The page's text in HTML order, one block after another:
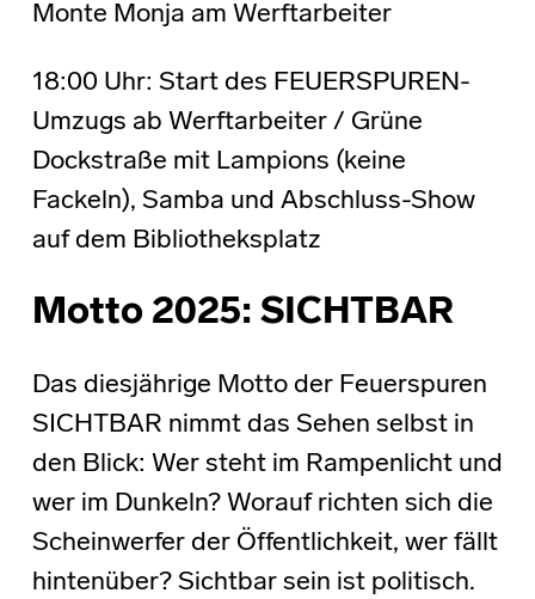
Monte Monja am Werftarbeiter
18:00 Uhr: Start des FEUERSPUREN-
Umzugs ab Werftarbeiter / Grüne
Dockstraße mit Lampions (keine
Fackeln), Samba und Abschluss-Show
auf dem Bibliotheksplatz
Motto 2025: SICHTBAR
Das diesjährige Motto der Feuerspuren
SICHTBAR nimmt das Sehen selbst in
den Blick: Wer steht im Rampenlicht und
wer im Dunkeln? Worauf richten sich die
Scheinwerfer der Öffentlichkeit, wer fällt
hintenüber? Sichtbar sein ist politisch.